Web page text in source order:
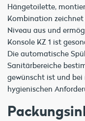
Hängetoilette,
Kombination
Niveau aus und
Konsole KZ 1 ist
Die automatische
Sanitärbereiche
gewünscht ist und bei
hygienischen